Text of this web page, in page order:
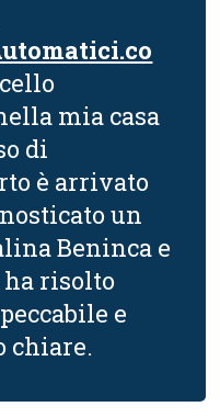
mia casa
di
è arrivato
un
Beninca e
ha risolto
e
chiare.